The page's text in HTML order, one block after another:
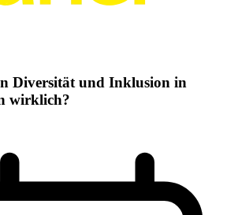
Diversität und Inklusion in
wirklich?